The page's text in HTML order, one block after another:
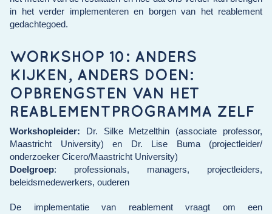
in het verder implementeren en borgen van het reablement
gedachtegoed.
WORKSHOP 10: ANDERS
KIJKEN, ANDERS DOEN:
OPBRENGSTEN VAN HET
REABLEMENTPROGRAMMA ZELF
Workshopleider: Dr. Silke Metzelthin (associate professor,
Maastricht University) en Dr. Lise Buma (projectleider/
onderzoeker Cicero/Maastricht University)
Doelgroep:
professionals, managers, projectleiders,
beleidsmedewerkers, ouderen
De implementatie van reablement vraagt om een